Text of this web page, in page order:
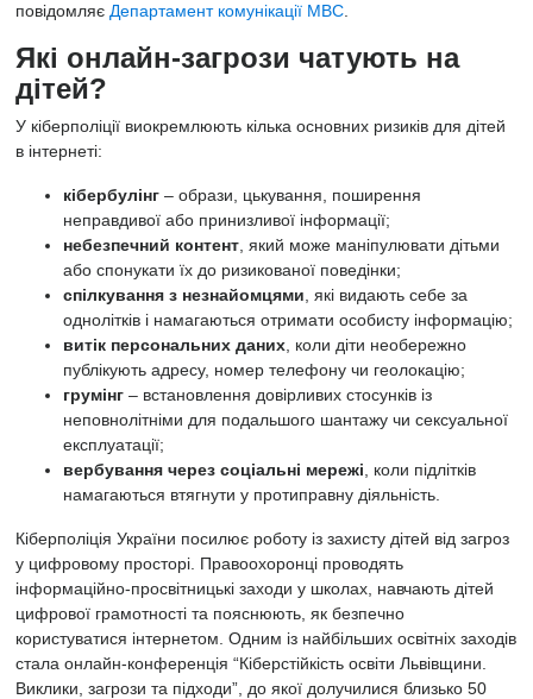
повідомляє Департамент комунікації МВС
Які онлайн-загрози чатують на
дітей?
У кіберполіції виокремлюють кілька основних ризиків для дітей
в інтернеті:
кібербулінг – образи, цькування, поширення
неправдивої або принизливої інформації;
небезпечний контент , який може маніпулювати дітьми
або спонукати їх до ризикованої поведінки;
спілкування з незнайомцями , які видають себе за
однолітків і намагаються отримати особисту інформацію;
витік персональних даних , коли діти необережно
публікують адресу, номер телефону чи геолокацію;
грумінг – встановлення довірливих стосунків із
неповнолітніми для подальшого шантажу чи сексуальної
експлуатації;
вербування через соціальні мережі , коли підлітків
намагаються втягнути у протиправну діяльність.
Кіберполіція України посилює роботу із захисту дітей від загроз
у цифровому просторі. Правоохоронці проводять
інформаційно-просвітницькі заходи у школах, навчають дітей
цифрової грамотності та пояснюють, як безпечно
користуватися інтернетом. Одним із найбільших освітніх заходів
стала онлайн-конференція “Кіберстійкість освіти Львівщини.
Виклики, загрози та підходи”, до якої долучилися близько 50